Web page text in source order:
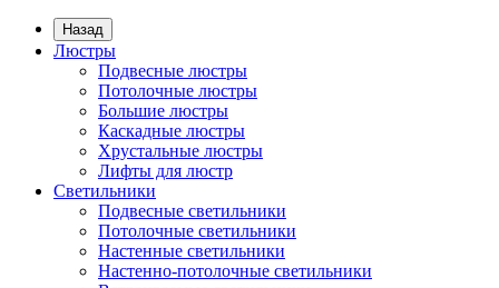
Назад
Люстры
Подвесные люстры
Потолочные люстры
Большие люстры
Каскадные люстры
Хрустальные люстры
Лифты для люстр
Светильники
Подвесные светильники
Потолочные светильники
Настенные светильники
Настенно-потолочные светильники